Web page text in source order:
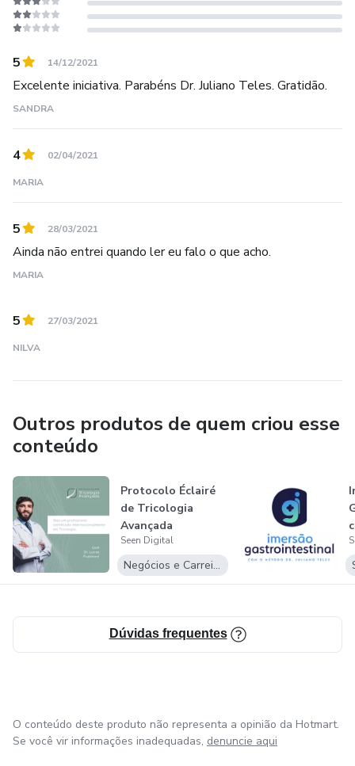
5 14/12/2021
Excelente iniciativa. Parabéns Dr. Juliano Teles. Gratidão.
SANDRA
4 02/04/2021
MARIA
5 28/03/2021
Ainda não entrei quando ler eu falo o que acho.
MARIA
5 27/03/2021
NILVA
Outros produtos de quem criou esse
conteúdo
Protocolo Éclairé
de Tricologia
Avançada
Seen Digital
Negócios e Carreira
Dúvidas frequentes
O conteúdo deste produto não representa a opinião da Hotmart.
Se você vir informações inadequadas, denuncie aqui